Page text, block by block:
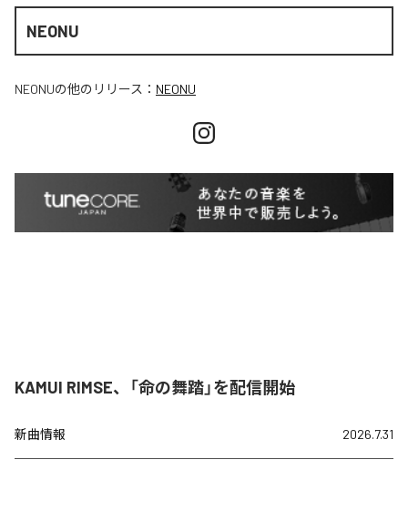
NEONU
NEONUの他のリリース： NEONU
KAMUI RIMSE、「命の舞踏」を配信開始
新曲情報 2026.7.31